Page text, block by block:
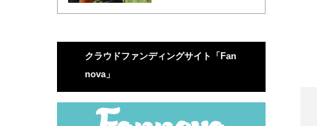
クラウドファンディングサイト「Fan
nova」